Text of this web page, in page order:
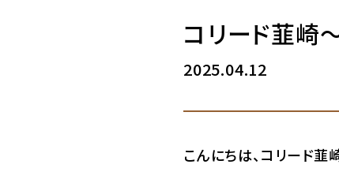
コリード韮崎
2025.04.12
こんにちは、コリード韮